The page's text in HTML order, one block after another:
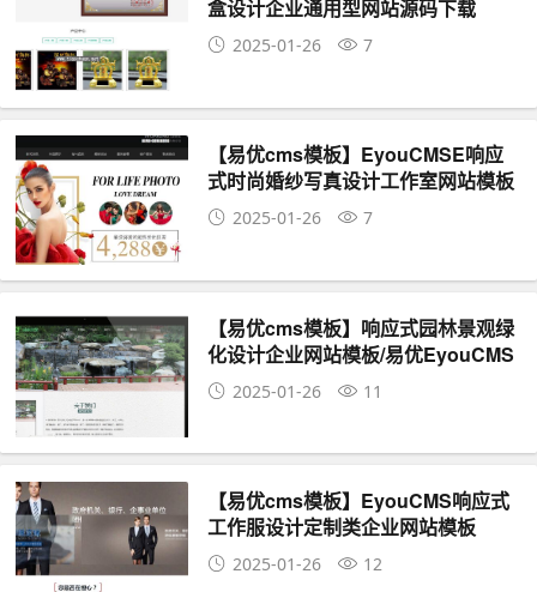
盒设计企业通用型网站源码下载
2025-01-26 7
【易优cms模板】EyouCMSE响应
式时尚婚纱写真设计工作室网站模板
2025-01-26 7
【易优cms模板】响应式园林景观绿
化设计企业网站模板/易优EyouCMS
企业网站源码
2025-01-26 11
【易优cms模板】EyouCMS响应式
工作服设计定制类企业网站模板
2025-01-26 12